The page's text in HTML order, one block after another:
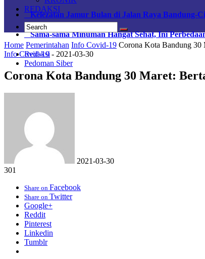
Kelezatan Jamur Bulan di Jalan Raya Bandung-
Sama-sama Minuman Hangat Sehat, Ini
Redaksi
Pedoman Siber
REDAKSI
Home Pemerintahan Info Covid-19 Corona Kota Bandung 30
Info Covid-19 - 2021-03-30
Corona Kota Bandung 30 Maret:
2021-03-30
301
Share on Facebook
Share on Twitter
Google+
Reddit
Pinterest
Linkedin
Tumblr